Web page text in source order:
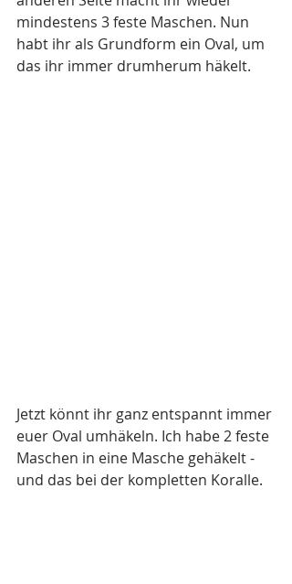
mindestens 3 feste Maschen. Nun
habt ihr als Grundform ein Oval, um
das ihr immer drumherum häkelt.
Jetzt könnt ihr ganz entspannt immer
euer Oval umhäkeln. Ich habe 2 feste
Maschen in eine Masche gehäkelt -
und das bei der kompletten Koralle.